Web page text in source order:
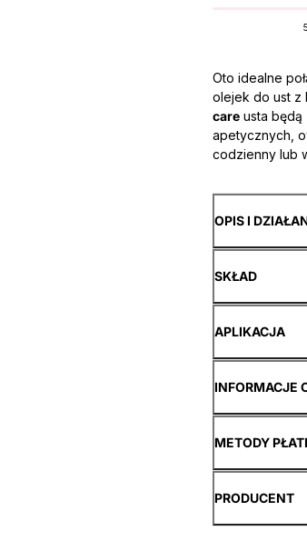
Oto idealne
olejek do ust
careusta będą
apetycznych,
codzienny lub
OPIS I
SKŁAD
APLIKACJA
INFORMACJE
METODY
PRODUCENT